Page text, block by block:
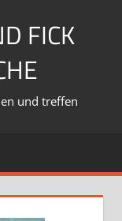
FICK
und treffen